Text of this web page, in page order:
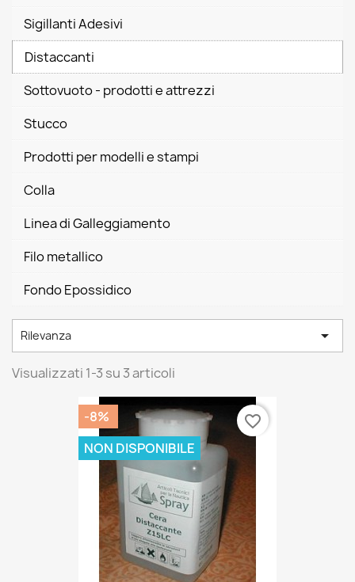
Sigillanti Adesivi
Distaccanti
Sottovuoto - prodotti e attrezzi
Stucco
Prodotti per modelli e stampi
Colla
Linea di Galleggiamento
Filo metallico
Fondo Epossidico
Rilevanza 
Visualizzati 1-3 su 3 articoli
-8%
NON DISPONIBILE
favorite_border